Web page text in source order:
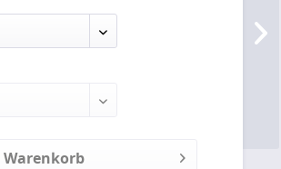
Warenkorb